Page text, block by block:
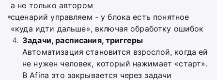
а не только автором
сценарий управляем - у блока есть понятное
«куда идти дальше», включая обработку ошибок
Задачи, расписания, триггеры
Автоматизация становится взрослой, когда ей
не нужен человек, который нажимает «старт».
В Afina это закрывается через задачи